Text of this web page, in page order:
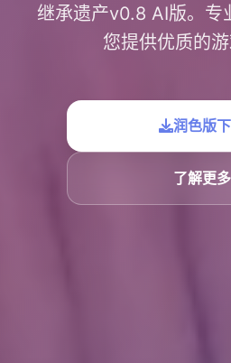
继承遗产v0.8 AI版。专
您提供优质的游
润色版
了解更多